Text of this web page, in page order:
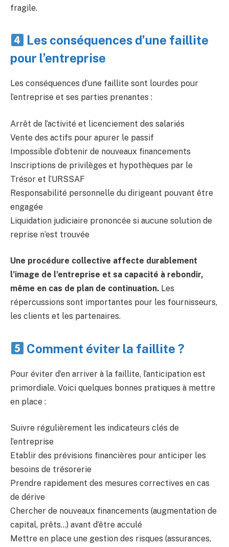
fragile.
Les conséquences d’une faillite
pour l’entreprise
Les conséquences d’une faillite sont lourdes pour
l’entreprise et ses parties prenantes :
Arrêt de l’activité et licenciement des salariés
Vente des actifs pour apurer le passif
Impossible d’obtenir de nouveaux financements
Inscriptions de privilèges et hypothèques par le
Trésor et l’URSSAF
Responsabilité personnelle du dirigeant pouvant être
engagée
Liquidation judiciaire prononcée si aucune solution de
reprise n’est trouvée
Une procédure collective affecte durablement
l’image de l’entreprise et sa capacité à rebondir,
même en cas de plan de continuation. Les
répercussions sont importantes pour les fournisseurs,
les clients et les partenaires.
Comment éviter la faillite ?
Pour éviter d’en arriver à la faillite, l’anticipation est
primordiale. Voici quelques bonnes pratiques à mettre
en place :
Suivre régulièrement les indicateurs clés de
l’entreprise
Etablir des prévisions financières pour anticiper les
besoins de trésorerie
Prendre rapidement des mesures correctives en cas
de dérive
Chercher de nouveaux financements (augmentation de
capital, prêts…) avant d’être acculé
Mettre en place une gestion des risques (assurances,